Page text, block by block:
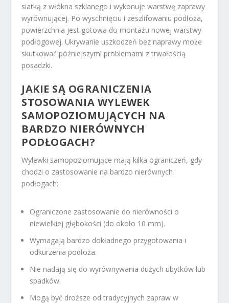
siatką z włókna szklanego i wykonuje warstwę zaprawy
wyrównującej. Po wyschnięciu i zeszlifowaniu podłoża,
powierzchnia jest gotowa do montażu nowej warstwy
podłogowej. Ukrywanie uszkodzeń bez naprawy może
skutkować późniejszymi problemami z trwałością
posadzki.
JAKIE SĄ OGRANICZENIA
STOSOWANIA WYLEWEK
SAMOPOZIOMUJĄCYCH NA
BARDZO NIERÓWNYCH
PODŁOGACH?
Wylewki samopoziomujące mają kilka ograniczeń, gdy
chodzi o zastosowanie na bardzo nierównych
podłogach:
Ograniczone zastosowanie do nierówności o
niewielkiej głębokości (do około 10 mm).
Wymagają bardzo dokładnego przygotowania i
odkurzenia podłoża.
Nie nadają się do wyrównywania dużych ubytków lub
spadków.
Mogą być droższe od tradycyjnych zapraw w